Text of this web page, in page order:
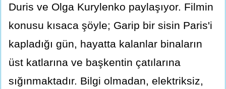
Duris ve Olga Kurylenko paylaşıyor. Filmin
konusu kısaca şöyle; Garip bir sisin Paris'i
kapladığı gün, hayatta kalanlar binaların
üst katlarına ve başkentin çatılarına
sığınmaktadır. Bilgi olmadan, elektriksiz,